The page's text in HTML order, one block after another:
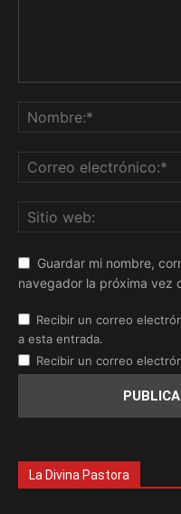
Guardar mi nombre,
navegador la próxima vez
Recibir un correo
a esta entrada.
Recibir un correo
La Divina Pastora